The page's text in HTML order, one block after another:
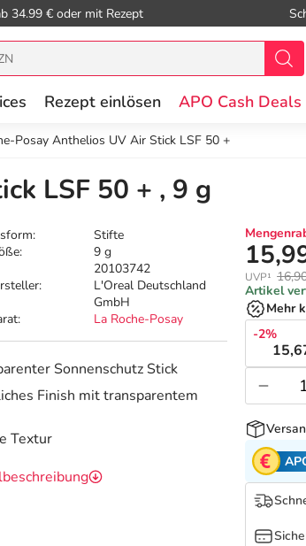
34.99 € oder mit Rezept
Rezept einlösen APO Cash Deals
Posay Anthelios UV Air Stick LSF 50 +
LSF 50 + , 9 g
Stifte
9 g
20103742
L'Oreal Deutschland
GmbH
La Roche-Posay
Sonnenschutz Stick
Finish mit transparentem
Textur
UVP¹
Artikel
Mehr
-2%